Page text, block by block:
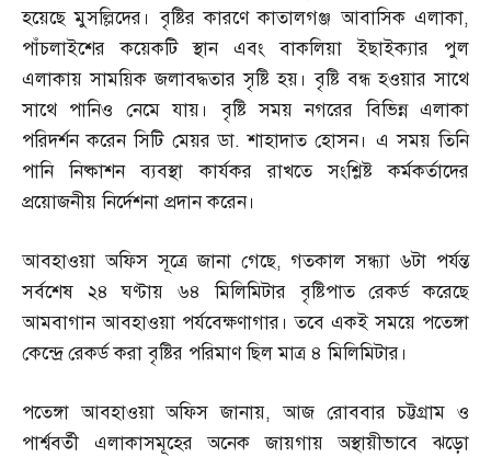
হয়েছে মুসল্লিদের। বৃষ্টির কারণে কাতালগঞ্জ আবাসিক এলাকা,
পাঁচলাইশের কয়েকটি স্থান এবং বাকলিয়া ইছাইক্যার পুল
এলাকায় সাময়িক জলাবদ্ধতার সৃষ্টি হয়। বৃষ্টি বন্ধ হওয়ার সাথে
সাথে পানিও নেমে যায়। বৃষ্টি সময় নগরের বিভিন্ন এলাকা
পরিদর্শন করেন সিটি মেয়র ডা.শাহাদাত হোসন। এ সময় তিনি
পানি নিষ্কাশন ব্যবস্থা কার্যকর রাখতে সংশ্লিষ্ট কর্মকর্তাদের
প্রয়োজনীয় নির্দেশনা প্রদান করেন।
আবহাওয়া অফিস সূত্রে জানা গেছে,গতকাল সন্ধ্যা ৬টা পর্যন্ত
সর্বশেষ ২৪ ঘণ্টায় ৬৪ মিলিমিটার বৃষ্টিপাত রেকর্ড করেছে
আমবাগান আবহাওয়া পর্যবেক্ষণাগার। তবে একই সময়ে পতেঙ্গা
কেন্দ্রে রেকর্ড করা বৃষ্টির পরিমাণ ছিল মাত্র ৪ মিলিমিটার।
পতেঙ্গা আবহাওয়া অফিস জানায়,আজ রোববার চট্টগ্রাম ও
পার্শ্ববর্তী এলাকাসমূহের অনেক জায়গায় অস্থায়ীভাবে ঝড়ো